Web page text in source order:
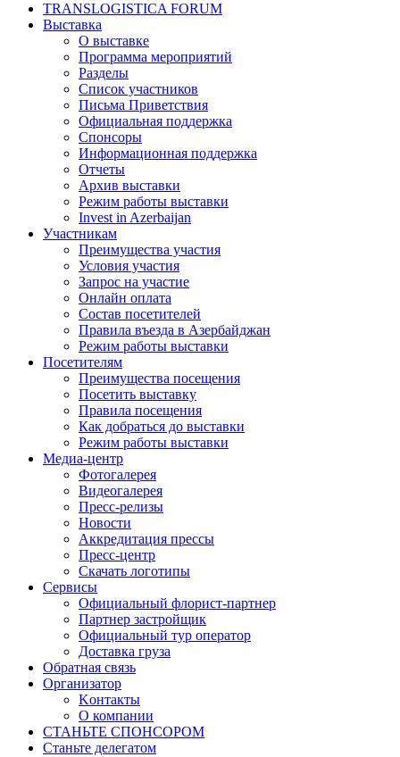
TRANSLOGISTICA FORUM
Выставка
О выставке
Программа мероприятий
Разделы
Список участников
Письма Приветствия
Официальная поддержка
Спонсоры
Информационная поддержка
Отчеты
Архив выставки
Режим работы выставки
Invest in Azerbaijan
Участникам
Преимущества участия
Условия участия
Запрос на участие
Онлайн оплата
Состав посетителей
Правила въезда в Азербайджан
Режим работы выставки
Посетителям
Преимущества посещения
Посетить выставку
Правила посещения
Как добраться до выставки
Режим работы выставки
Медиа-центр
Фотогалерея
Видеогалерея
Пресс-релизы
Новости
Аккредитация прессы
Пресс-центр
Скачать логотипы
Сервисы
Официальный флорист-партнер
Партнер застройщик
Официальный тур оператор
Доставка груза
Обратная связь
Организатор
Kонтакты
О компании
СТАНЬТЕ СПОНСОРОМ
Станьте делегатом